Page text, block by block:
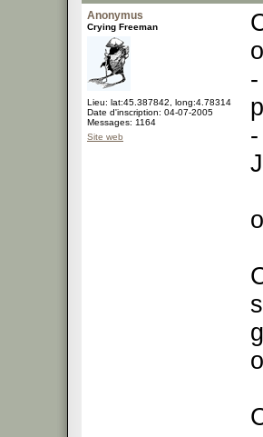
Anonymus
Crying Freeman
Lieu: lat:45.387842, long:4.78314
Date d'inscription: 04-07-2005
Messages: 1164
Site web